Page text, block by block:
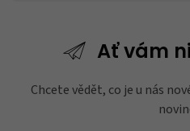
Ať vám
Chcete vědět, co je u nás